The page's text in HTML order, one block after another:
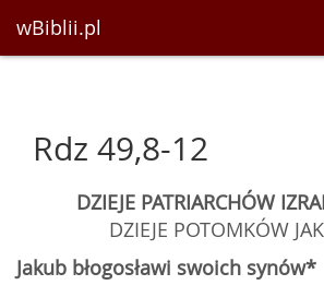
wBiblii.pl
Rdz 49,8-12
DZIEJE PATRIARCHÓW
DZIEJE POTOMKÓW
Jakub błogosławi swoich synów*